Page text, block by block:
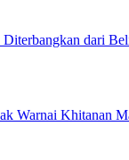
Diterbangkan dari
Warnai Khitanan